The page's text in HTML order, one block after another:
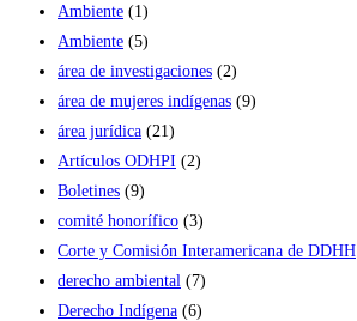
Ambiente (1)
Ambiente (5)
área de investigaciones (2)
área de mujeres indígenas (9)
área jurídica (21)
Artículos ODHPI (2)
Boletines (9)
comité honorífico (3)
Corte y Comisión Interamericana de DDHH
derecho ambiental (7)
Derecho Indígena (6)